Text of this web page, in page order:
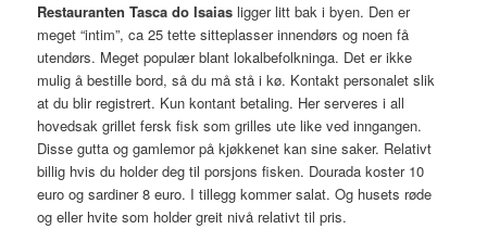
Restauranten Tasca do Isaiasligger litt bak i byen. Den er
meget “intim”, ca 25 tette sitteplasser innendørs og noen få
utendørs. Meget populær blant lokalbefolkninga. Det er ikke
mulig å bestille bord, så du må stå i kø. Kontakt personalet slik
at du blir registrert. Kun kontant betaling. Her serveres i all
hovedsak grillet fersk fisk som grilles ute like ved inngangen.
Disse gutta og gamlemor på kjøkkenet kan sine saker. Relativt
billig hvis du holder deg til porsjons fisken. Dourada koster 10
euro og sardiner 8 euro. I tillegg kommer salat. Og husets røde
og eller hvite som holder greit nivå relativt til pris.